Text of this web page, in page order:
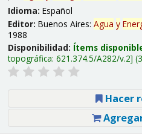
Idioma: Español
Editor: Buenos Aires: Agua y
1988
Disponibilidad: Ítems
topográfica: 621.374.5/A282/v.2
Hacer